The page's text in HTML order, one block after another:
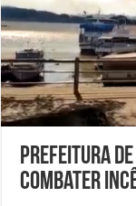
Prefeitura de
combater